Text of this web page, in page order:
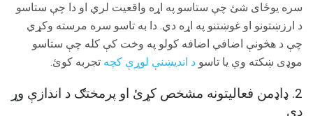
سره یوځای شئ چې ستاسو په اړه واقعیت لري او دا چې ستاسو
د ارزښتونو او غوښتنو په اړه دي. دا به تاسو سره مرسته وکړي
چې د هڅونې اضافي اضافه کولو په وخت کې کله چې ستاسو
موډی ښکته وي یا تاسو د اندیښنې لوړې کچه تجربه کوئ.
2. ډاډمن فعالیتونه مشخص کړئ او پرمختګ د اندازې وړ
دی